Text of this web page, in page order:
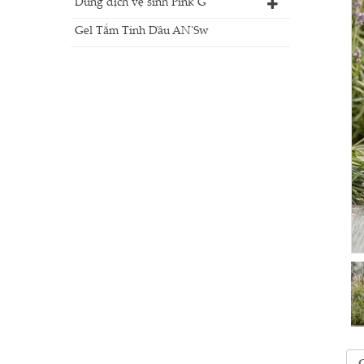
Dung dịch vệ sinh Pink G
Gel Tắm Tinh Dầu AN'Sw